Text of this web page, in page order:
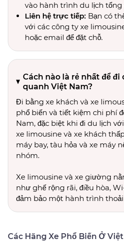
vào hành trình du lịch tổng
Liên hệ trực tiếp: Bạn có
với các công ty xe
hoặc email để đặt chỗ.
Cách nào là rẻ nhất để đi
quanh Việt Nam?
Đi bằng xe khách và xe
phổ biến và tiết kiệm chi phí
Nam, đặc biệt khi đi du lịch
xe limousine và xe khách
máy bay, tàu hỏa và xe máy
nhóm.
Xe limousine và xe giường
như ghế rộng rãi, điều hòa,
đảm bảo một hành trình
Các Hãng Xe Phổ Biến Ở